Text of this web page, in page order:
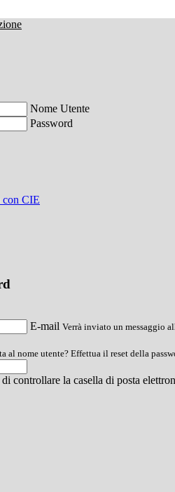
Nome Utente
Password
con CIE
E-mail Verrà inviato un messaggio
al nome utente? Effettua il reset della
controllare la casella di posta